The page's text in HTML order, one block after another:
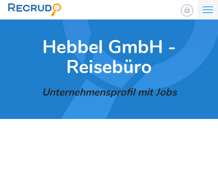
Hebbel GmbH -
Reisebüro
Unternehmensprofil mit Jobs